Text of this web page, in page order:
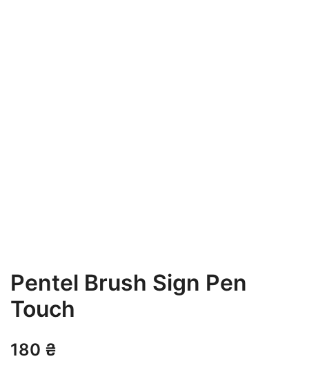
Pentel Brush Sign Pen
Touch
180 ₴